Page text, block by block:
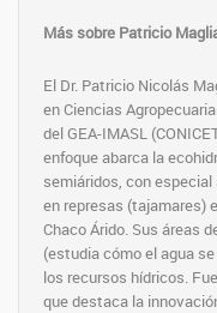
Más sobre Patricio
El Dr. Patricio Nicolás
en Ciencias
del GEA-IMASL
enfoque abarca la
semiáridos, con
en represas (tajamares)
Chaco Árido. Sus áreas
(estudia cómo el agua
los recursos hídricos.
que destaca la